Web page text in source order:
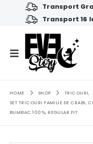
Transport
Transport 16
HOME SHOP TRICOURI,
SET TRICOURI FAMILIE DE CRABI,
BUMBAC 100%, REGULAR FIT